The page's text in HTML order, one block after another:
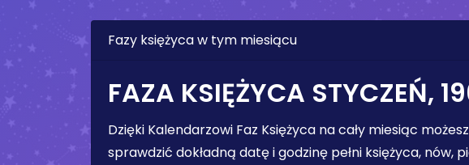
Fazy księżyca w tym miesiącu
FAZA KSIĘŻYCA STYCZEŃ,
Dzięki Kalendarzowi Faz Księżyca na cały miesiąc możesz
sprawdzić dokładną datę i godzinę pełni księżyca, nów,